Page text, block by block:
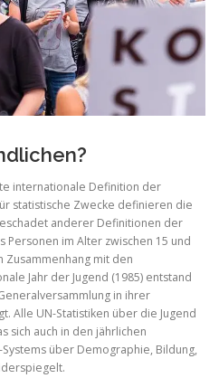
internationale Definition der
statistische Zwecke definieren die
anderer Definitionen der
Personen im Alter zwischen 15 und
Zusammenhang mit den
Jahr der Jugend (1985) entstand
in ihrer
Alle UN-Statistiken über die Jugend
sich auch in den jährlichen
über Demographie, Bildung,